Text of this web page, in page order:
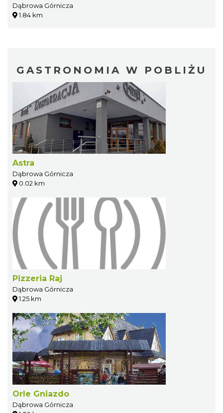
Dąbrowa Górnicza
1.84 km
GASTRONOMIA W POBLIŻU
Astra
Dąbrowa Górnicza
0.02 km
Pizzeria Raj
Dąbrowa Górnicza
1.25 km
Orle Gniazdo
Dąbrowa Górnicza